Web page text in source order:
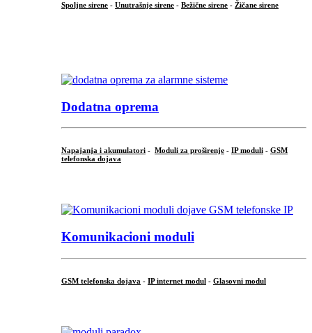
Spoljne sirene - Unutrašnje sirene - Bežične sirene - Žičane sirene
Dodatna oprema
Napajanja i akumulatori - Moduli za proširenje - IP moduli - GSM
telefonska dojava
Komunikacioni moduli
GSM telefonska dojava - IP internet modul - Glasovni modul